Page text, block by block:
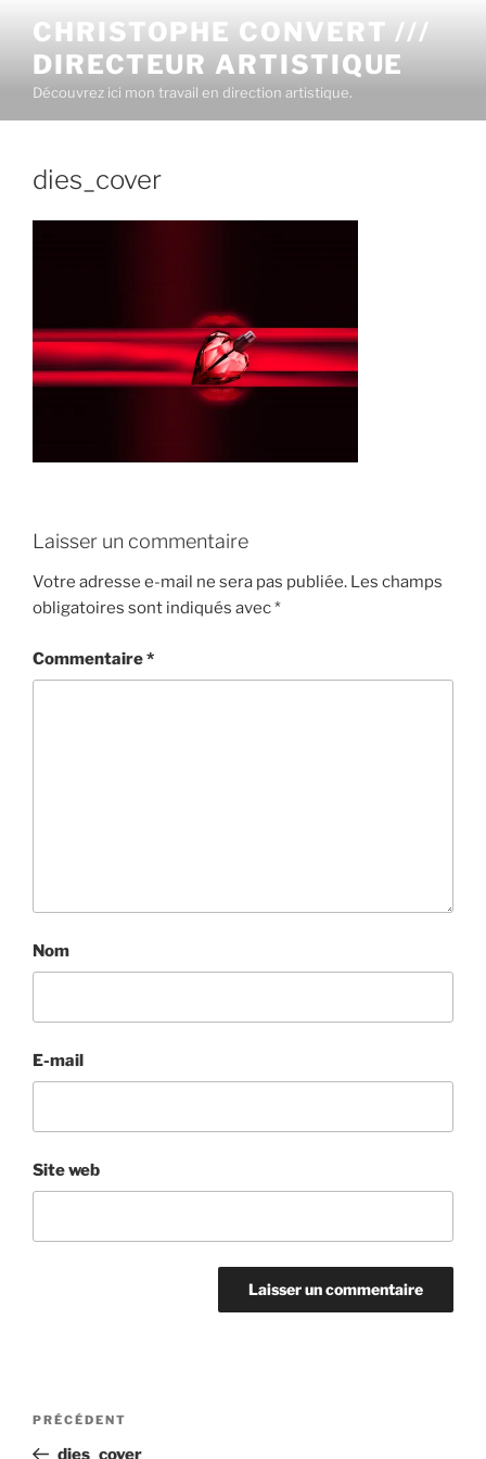
CHRISTOPHE CONVERT ///
DIRECTEUR ARTISTIQUE
Découvrez ici mon travail en direction artistique.
dies_cover
Laisser un commentaire
Votre adresse e-mail ne sera pas publiée. Les champs
obligatoires sont indiqués avec*
Commentaire*
Nom
E-mail
Site web
PRÉCÉDENT
dies_cover